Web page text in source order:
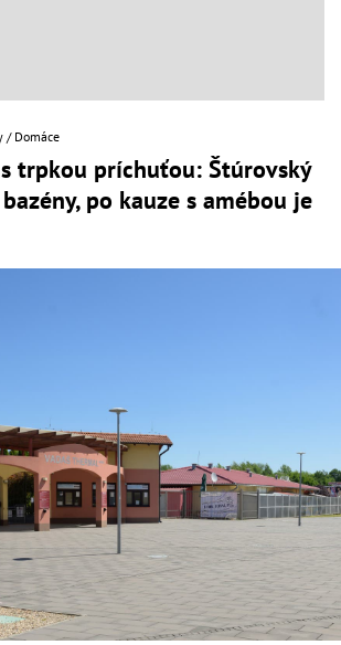
Domáce
trpkou príchuťou: Štúrovský
po kauze s amébou je